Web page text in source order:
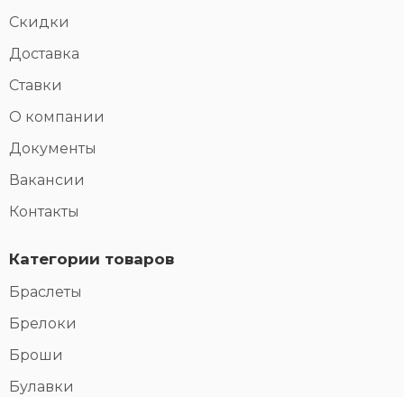
Скидки
Доставка
Ставки
О компании
Документы
Вакансии
Контакты
Категории товаров
Браслеты
Брелоки
Броши
Булавки